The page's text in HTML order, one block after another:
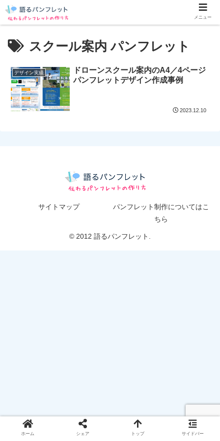
スクール案内 パンフレット
デザイン実績
ドローンスクール案内のA4／4ページ
パンフレットデザイン作成事例
2023.12.10
サイトマップ
パンフレット制作についてはこ
ちら
© 2012 語るパンフレット.
メニュー
ホーム シェア トップ サイドバー